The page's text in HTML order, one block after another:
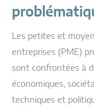
Les petites et
entreprises (PME)
sont confrontées à
économiques,
techniques et